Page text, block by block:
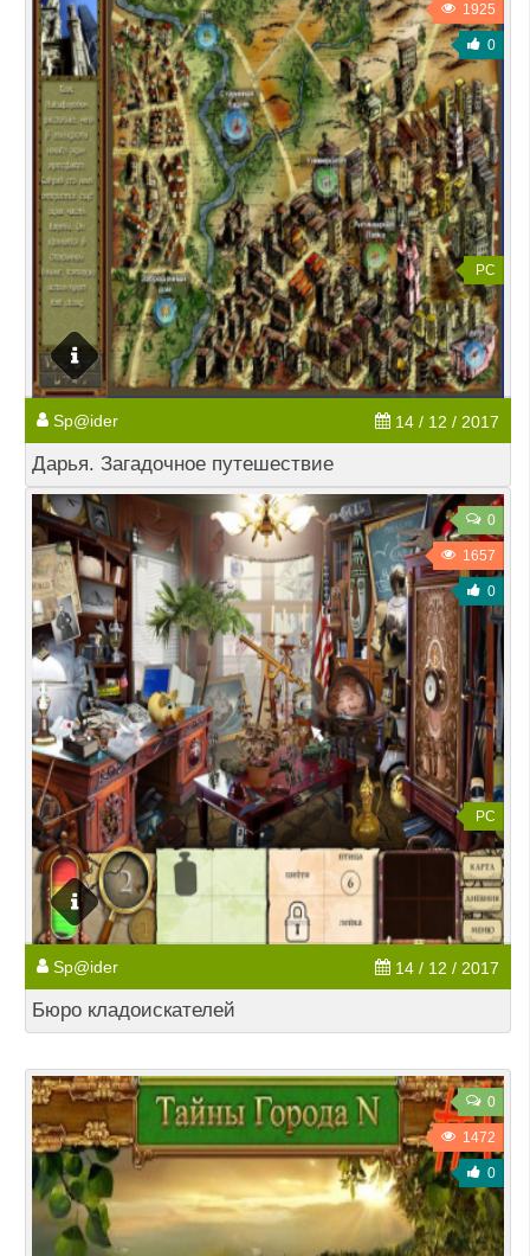
1925
0
PC
Sp@ider 14 / 12 / 2017
Дарья. Загадочное путешествие
0
1657
0
PC
Sp@ider 14 / 12 / 2017
Бюро кладоискателей
0
1472
0